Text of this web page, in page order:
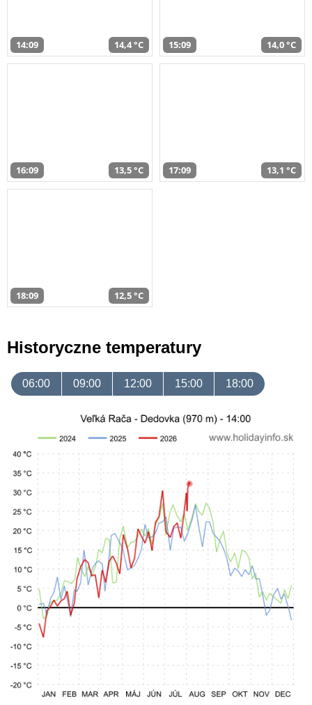
14:09 14,4 °C 15:09 14,0 °C
16:09 13,5 °C 17:09 13,1 °C
18:09 12,5 °C
Historyczne temperatury
06:00 09:00 12:00 15:00 18:00